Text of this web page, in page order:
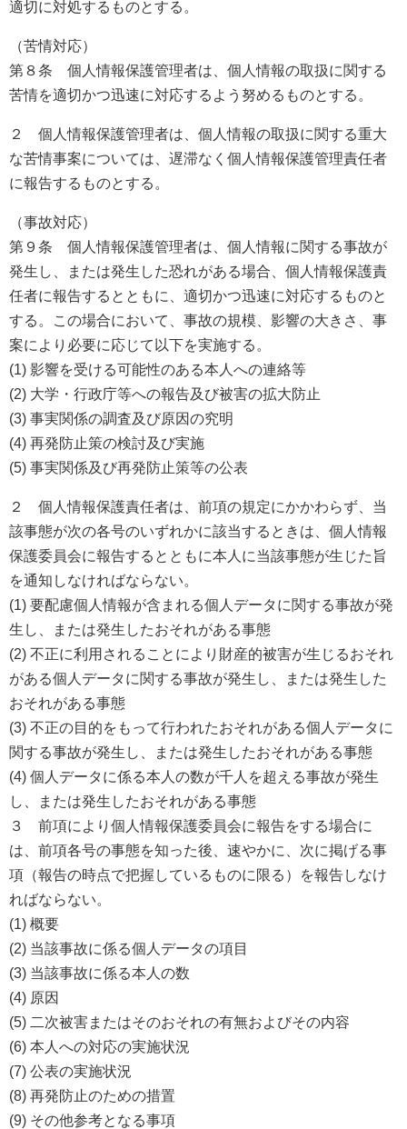
適切に対処するものとする。
（苦情対応）
第８条 個人情報保護管理者は、個人情報の取扱に関する
苦情を適切かつ迅速に対応するよう努めるものとする。
２ 個人情報保護管理者は、個人情報の取扱に関する重大
な苦情事案については、遅滞なく個人情報保護管理責任者
に報告するものとする。
（事故対応）
第９条 個人情報保護管理者は、個人情報に関する事故が
発生し、または発生した恐れがある場合、個人情報保護責
任者に報告するとともに、適切かつ迅速に対応するものと
する。この場合において、事故の規模、影響の大きさ、事
案により必要に応じて以下を実施する。
(1) 影響を受ける可能性のある本人への連絡等
(2) 大学・行政庁等への報告及び被害の拡大防止
(3) 事実関係の調査及び原因の究明
(4) 再発防止策の検討及び実施
(5) 事実関係及び再発防止策等の公表
２ 個人情報保護責任者は、前項の規定にかかわらず、当
該事態が次の各号のいずれかに該当するときは、個人情報
保護委員会に報告するとともに本人に当該事態が生じた旨
を通知しなければならない。
(1) 要配慮個人情報が含まれる個人データに関する事故が発
生し、または発生したおそれがある事態
(2) 不正に利用されることにより財産的被害が生じるおそれ
がある個人データに関する事故が発生し、または発生した
おそれがある事態
(3) 不正の目的をもって行われたおそれがある個人データに
関する事故が発生し、または発生したおそれがある事態
(4) 個人データに係る本人の数が千人を超える事故が発生
し、または発生したおそれがある事態
３ 前項により個人情報保護委員会に報告をする場合に
は、前項各号の事態を知った後、速やかに、次に掲げる事
項（報告の時点で把握しているものに限る）を報告しなけ
ればならない。
(1) 概要
(2) 当該事故に係る個人データの項目
(3) 当該事故に係る本人の数
(4) 原因
(5) 二次被害またはそのおそれの有無およびその内容
(6) 本人への対応の実施状況
(7) 公表の実施状況
(8) 再発防止のための措置
(9) その他参考となる事項